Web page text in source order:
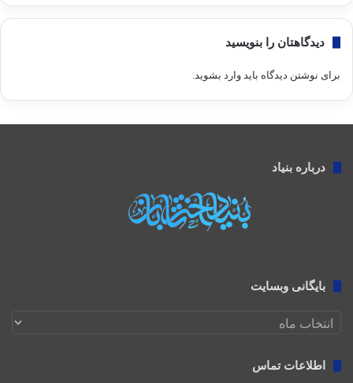
دیدگاهتان را بنویسید
برای نوشتن دیدگاه باید وارد بشوید
درباره بنیاد
بایگانی وبسایت
بایگانی
اطلاعات تماس